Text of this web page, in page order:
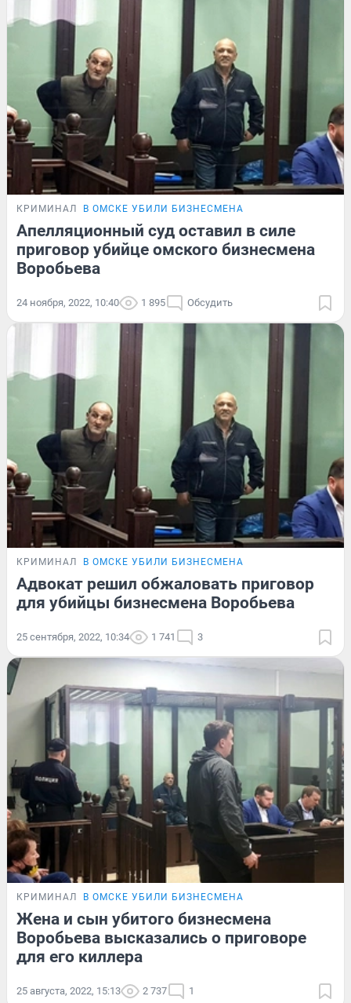
КРИМИНАЛ В ОМСКЕ УБИЛИ БИЗНЕСМЕНА
Апелляционный суд оставил в силе
приговор убийце омского бизнесмена
Воробьева
24 ноября, 2022, 10:40 1 895 Обсудить
КРИМИНАЛ В ОМСКЕ УБИЛИ БИЗНЕСМЕНА
Адвокат решил обжаловать приговор
для убийцы бизнесмена Воробьева
25 сентября, 2022, 10:34 1 741 3
КРИМИНАЛ В ОМСКЕ УБИЛИ БИЗНЕСМЕНА
Жена и сын убитого бизнесмена
Воробьева высказались о приговоре
для его киллера
25 августа, 2022, 15:13 2 737 1